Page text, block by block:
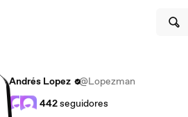
Andrés Lopez
@Lopezman
442seguidores